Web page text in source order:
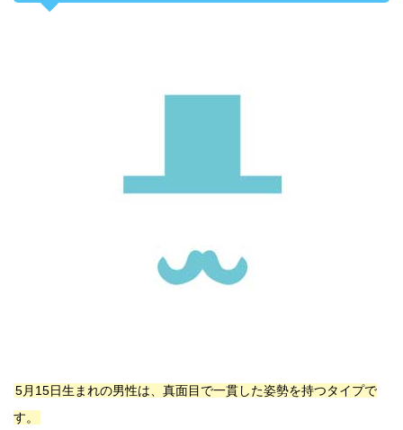
5月15日生まれの男性は、真面目で一貫した姿勢を持つタイプで
す。